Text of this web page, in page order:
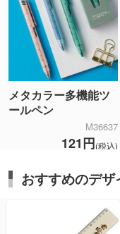
メタカラー多機能ツ
ールペン
M36637
121円(税込)
おすすめのデザ